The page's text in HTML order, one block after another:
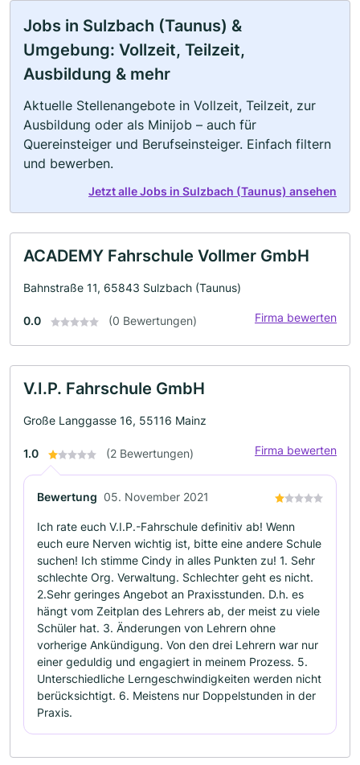
Jobs in Sulzbach (Taunus) &
Umgebung: Vollzeit, Teilzeit,
Ausbildung & mehr
Aktuelle Stellenangebote in Vollzeit, Teilzeit, zur
Ausbildung oder als Minijob – auch für
Quereinsteiger und Berufseinsteiger. Einfach filtern
und bewerben.
Jetzt alle Jobs in Sulzbach (Taunus) ansehen
ACADEMY Fahrschule Vollmer GmbH
Bahnstraße 11, 65843 Sulzbach (Taunus)
0.0 (0 Bewertungen) Firma bewerten
V.I.P. Fahrschule GmbH
Große Langgasse 16, 55116 Mainz
1.0 (2 Bewertungen) Firma bewerten
Bewertung 05. November 2021
Ich rate euch V.I.P.-Fahrschule definitiv ab! Wenn
euch eure Nerven wichtig ist, bitte eine andere Schule
suchen! Ich stimme Cindy in alles Punkten zu! 1. Sehr
schlechte Org. Verwaltung. Schlechter geht es nicht.
2.Sehr geringes Angebot an Praxisstunden. D.h. es
hängt vom Zeitplan des Lehrers ab, der meist zu viele
Schüler hat. 3. Änderungen von Lehrern ohne
vorherige Ankündigung. Von den drei Lehrern war nur
einer geduldig und engagiert in meinem Prozess. 5.
Unterschiedliche Lerngeschwindigkeiten werden nicht
berücksichtigt. 6. Meistens nur Doppelstunden in der
Praxis.